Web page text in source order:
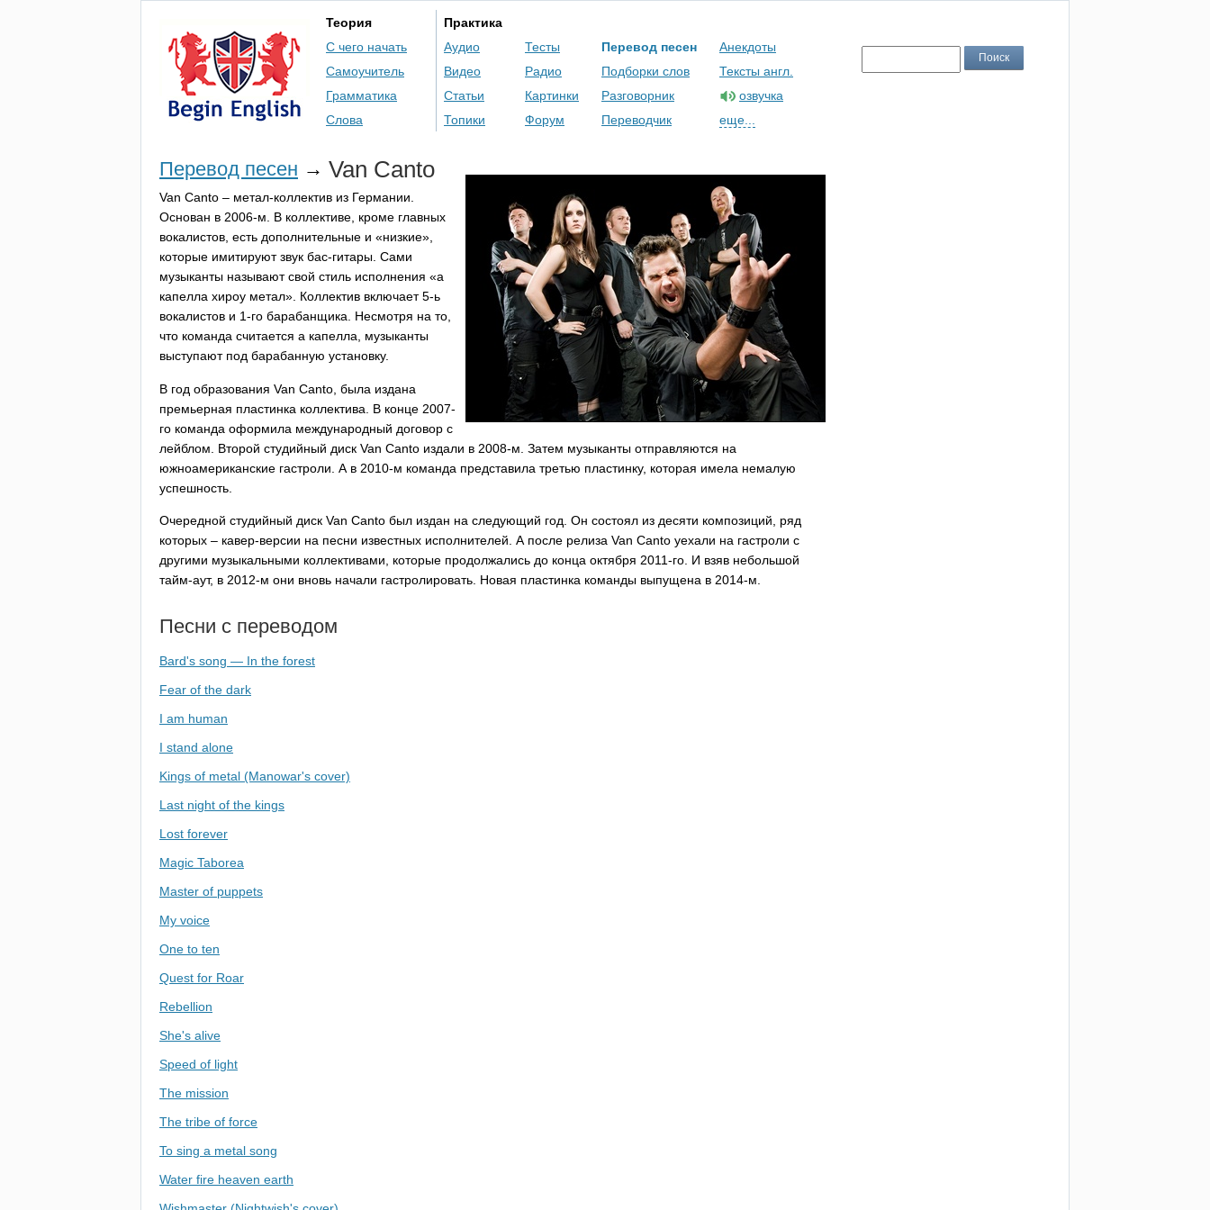
Теория
С чего начать
Самоучитель
Грамматика
Слова
Практика
Аудио
Видео
Статьи
Топики
Тесты
Радио
Картинки
Форум
Перевод песен
Подборки слов
Разговорник
Переводчик
Анекдоты
Тексты англ.
озвучка
еще...
Перевод песен → Van Canto
Van Canto – метал-коллектив из Германии.
Основан в 2006-м. В коллективе, кроме главных
вокалистов, есть дополнительные и «низкие»,
которые имитируют звук бас-гитары. Сами
музыканты называют свой стиль исполнения «а
капелла хироу метал». Коллектив включает 5-ь
вокалистов и 1-го барабанщика. Несмотря на то,
что команда считается а капелла, музыканты
выступают под барабанную установку.
В год образования Van Canto , была издана
премьерная пластинка коллектива. В конце 2007-
го команда оформила международный договор с
лейблом. Второй студийный диск Van Canto издали в 2008-м. Затем музыканты отправляются на
южноамериканские гастроли. А в 2010-м команда представила третью пластинку, которая имела немалую
успешность.
Очередной студийный диск Van Canto был издан на следующий год. Он состоял из десяти композиций, ряд
которых – кавер-версии на песни известных исполнителей. А после релиза Van Canto уехали на гастроли с
другими музыкальными коллективами, которые продолжались до конца октября 2011-го. И взяв небольшой
тайм-аут, в 2012-м они вновь начали гастролировать. Новая пластинка команды выпущена в 2014-м.
Песни с переводом
Bard's song — In the forest
Fear of the dark
I am human
I stand alone
Kings of metal (Manowar's cover)
Last night of the kings
Lost forever
Magic Taborea
Master of puppets
My voice
One to ten
Quest for Roar
Rebellion
She's alive
Speed of light
The mission
The tribe of force
To sing a metal song
Water fire heaven earth